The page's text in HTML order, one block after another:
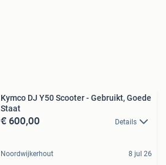
Kymco DJ Y50 Scooter - Gebruikt, Goede
Staat
€ 600,00 Details
Noordwijkerhout 8 jul 26